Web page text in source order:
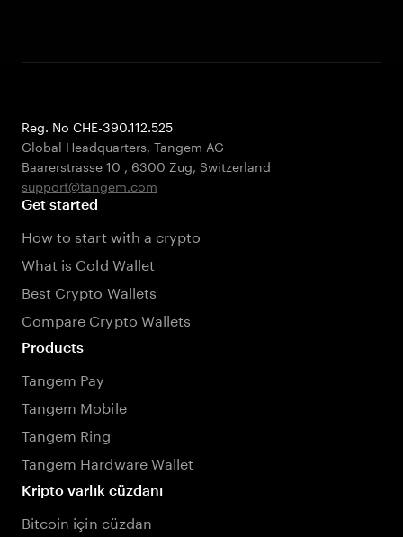
Reg. No CHE-390.112.525
Global Headquarters, Tangem AG
Baarerstrasse 10 , 6300 Zug, Switzerland
support@tangem.com
Get started
How to start with a crypto
What is Cold Wallet
Best Crypto Wallets
Compare Crypto Wallets
Products
Tangem Pay
Tangem Mobile
Tangem Ring
Tangem Hardware Wallet
Kripto varlık cüzdanı
Bitcoin için cüzdan